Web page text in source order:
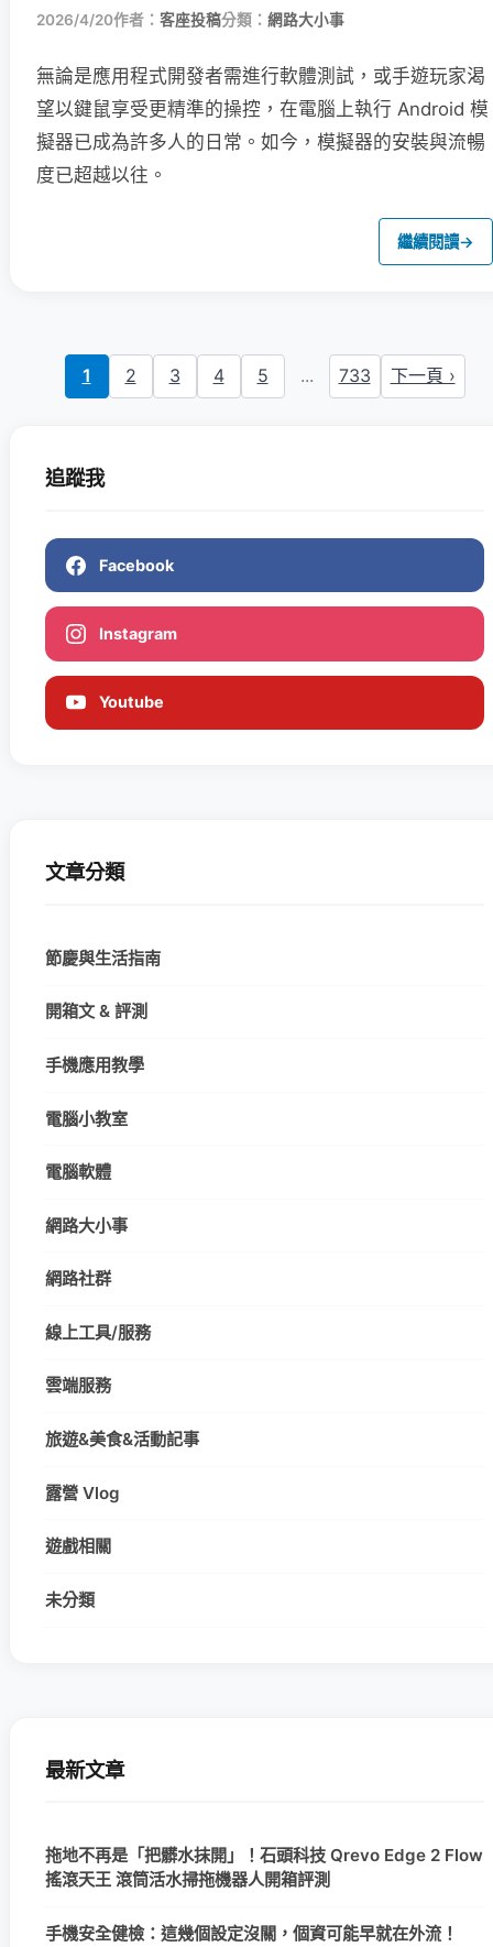
2026/4/20作者： 客座投稿分類： 網路大小事
無論是應用程式開發者需進行軟體測試，或手遊玩家渴
望以鍵鼠享受更精準的操控，在電腦上執行 Android 模
擬器已成為許多人的日常。如今，模擬器的安裝與流暢
度已超越以往。
繼續閱讀→
1 2 3 4 5 ... 733 下一頁 ›
追蹤我
Facebook
Instagram
Youtube
文章分類
節慶與生活指南
開箱文 & 評測
手機應用教學
電腦小教室
電腦軟體
網路大小事
網路社群
線上工具/服務
雲端服務
旅遊&美食&活動記事
露營 Vlog
遊戲相關
未分類
最新文章
拖地不再是「把髒水抹開」！石頭科技 Qrevo Edge 2 Flow
搖滾天王 滾筒活水掃拖機器人開箱評測
手機安全健檢：這幾個設定沒關，個資可能早就在外流！